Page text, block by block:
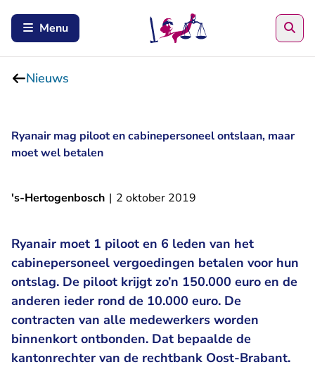
Menu
Nieuws
Ryanair mag piloot en cabinepersoneel ontslaan, maar
moet wel betalen
's-Hertogenbosch | 2 oktober 2019
Ryanair moet 1 piloot en 6 leden van het
cabinepersoneel vergoedingen betalen voor hun
ontslag. De piloot krijgt zo’n 150.000 euro en de
anderen ieder rond de 10.000 euro. De
contracten van alle medewerkers worden
binnenkort ontbonden. Dat bepaalde de
kantonrechter van de rechtbank Oost-Brabant.